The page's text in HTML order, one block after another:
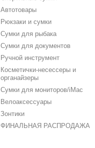
Автотовары
Рюкзаки и сумки
Сумки для рыбака
Сумки для документов
Ручной инструмент
Косметички-несессеры и
органайзеры
Сумки для мониторов/iMac
Велоаксессуары
Зонтики
ФИНАЛЬНАЯ РАСПРОДАЖА